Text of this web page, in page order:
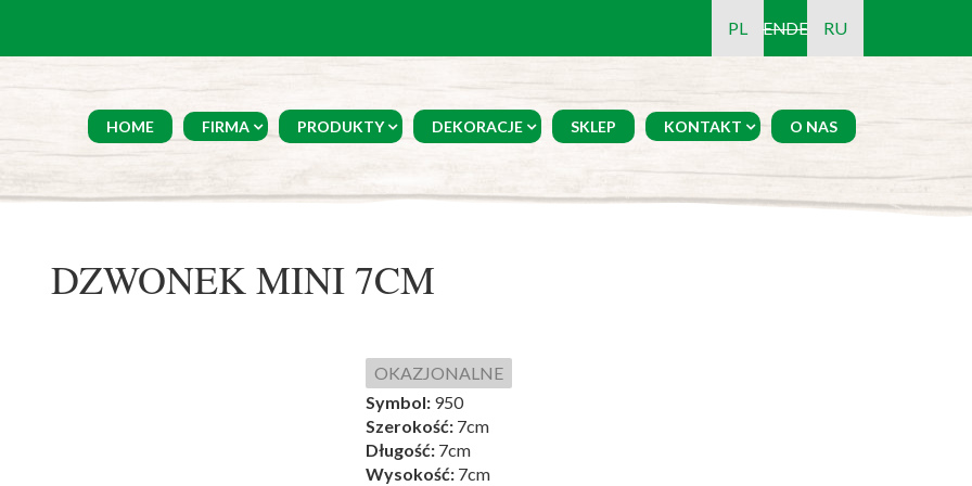
PL ENDE RU
HOME FIRMA PRODUKTY DEKORACJE SKLEP KONTAKT O NAS
DZWONEK MINI 7CM
OKAZJONALNE
Symbol: 950
Szerokość: 7cm
Długość: 7cm
Wysokość: 7cm